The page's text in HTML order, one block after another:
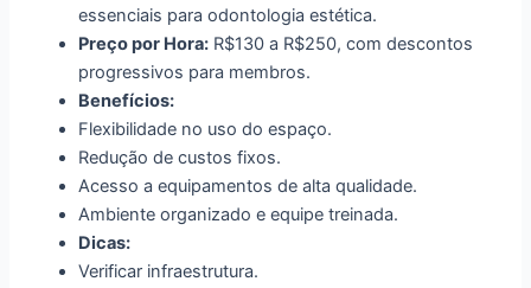
essenciais para odontologia estética.
Preço por Hora: R$130 a R$250, com descontos
progressivos para membros.
Benefícios:
Flexibilidade no uso do espaço.
Redução de custos fixos.
Acesso a equipamentos de alta qualidade.
Ambiente organizado e equipe treinada.
Dicas:
Verificar infraestrutura.